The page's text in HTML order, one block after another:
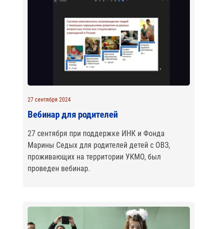
27 сентября 2024
Вебинар для родителей
27 сентября при поддержке ИНК и Фонда
Марины Седых для родителей детей с ОВЗ,
проживающих на территории УКМО, был
проведен вебинар.